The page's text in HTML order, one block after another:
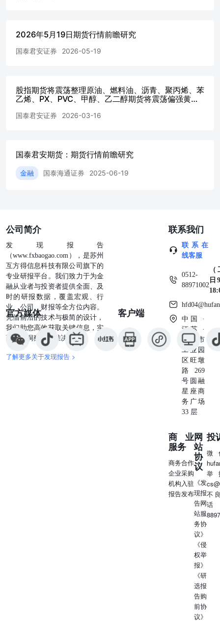
协议迈进，但欧洲央行仍面临不确定的经济形势。他强调，
行在最新报告中认为，受能源供应冲击，预计全球经济增速
全球经济增长有望在2027至2028年间修复。 （资料来源：
wind） 【商品期货相关信息】 1、美油主力合约收涨
元/桶。美国撤销允许伊朗石油对外销售的通用许可证，增
2、国际贵金属期货普遍收跌，COMEX黄金期货跌1.22%报
4116.60美元/盎司，COMEX白银期货跌3.09%报60.41美元/
盎司。美元指数受加息预期、美债高位影响走强，资金涌向
0.51%报13334.5美元/吨，LME期锌跌0.56%报3571.0美元/
吨，LME期镍跌0.90%报16275.0美元/吨。 4、美国能源信
息署（EIA）发布短期能源展望报告，将2026年布伦特原油
价格预期由95美元/桶下调至82美元/桶，WTI原油均价预期
则由88.32美元/桶下调至76.26美元/桶。EIA还小幅下调了今
明两年全球石油需求预期，并上调产量预期。 5、广州期货
交易所发布通知，自7月9日交易时起，多晶硅期货相关合约
的交易手续费标准调整为成交金额的万分之一，碳酸锂期货
相关合约的交易手续费标准调整为成交金额的万分之一点
六。 6、大商所发布通知，自7月10日结算时起，纯苯期货
合约涨跌停板幅度调整为6%，交易保证金水平调整为7%；
纯苯期货2608、2609合约涨跌停板幅度调整为8%，交易保
证金水平调整为10%。 7、香港黄金中央清结算系统试营运
及沪港黄金市场合作启动。市场参与者可选择通过香港贵金
属中央结算系统有限公司账户将实物黄金存入上海黄金交易
所国际板香港指定仓库，通过双向划转，分别参与上金所场
内市场和香港场外市场。 8、周二在岸人民币对美元16:30
收盘报6.7956，较上一交易日下跌31个基点，夜盘收报
6.7942。人民币对美元中间价报6.8054，较上一交易日调升
美货币多数下跌，欧元兑美元跌0.25%报1.1411，英镑兑美
元跌0.23%报1.3359，澳元兑美元跌0.39%报0.6929，美元兑
日元涨0.02%报162.1215，美元兑加元跌0.04%报1.4200，美
元兑瑞郎涨0.41%报0.8085，离岸人民币对美元跌91个基点
报6.8036。 （资料来源：wind） 【期货行情分析与前瞻】
股指期货： 7月7日，沪深300股指期货主力合约IF2609小幅
低开，开盘后，反弹遇阻回落，震荡下行，报收在4703.4
点，下跌1.09%，最高反弹至4752.6点，未能突破7月6日收
盘价4753.2点阻力，最低下探4671.4点，6月12日收盘价
4671.8点支撑失而复得，未能有效突破5日均线阻力，跌破
60日均线支撑，短线下行压力增大。 上证50股指期货主力
合约IH2609小幅低开，开盘后，反弹遇阻回落，震荡下
2912.0点阻力，最低下探至2862.4点，7月2日低点2861.8点
支撑明显，未能有效突破5日均线阻力，跌破10日、60日、
20日、40日均线支撑，短线下行压力增大。 中证500股指期
货主力合约IC2609小幅低开，开盘后，反弹遇阻回落，震荡
2026年5月19日期货行情前瞻研究
国泰君安证券 2026-05-19
股指期货将震荡整理原油、燃料油、沥青、聚丙烯、苯
乙烯、PX、PVC、甲醇、乙二醇期货将震荡偏强黄
将震荡偏弱：期货行情前瞻研究
国泰君安证券 2026-03-16
国泰君安期货：期货行情前瞻研究
金融 国泰海通证券 2025-06-19
公司简介
发现报告
（www.fxbaogao.com），是苏州
互方得信息科技有限公司旗下的
专业研报平台。我们致力于为金
融从业者与投资者提供全面、及
时的研报数据，覆盖宏观、行
业、公司、财报等全方位内容。
凭借前沿的技术与极简的设计，
我们助您高效获取关键信息，实
现深度洞察与精准决策。
了解更多关于发现报告 >
官方媒体 客户端
联系我们
联系在
线客服
0512-
88971002
日
中国 ·
江苏 ·
苏州市
工业园
区旺墩
路269
号圆融
星座商
务广场
33 层
商业
服务
商务合作
企业采购
机构入驻
报告发布
网
站
协
议
《发
现报
告网
站服
务协
议》
《侵
权举
报》
《研
选报
告购
前协
议》
投
微
举
不